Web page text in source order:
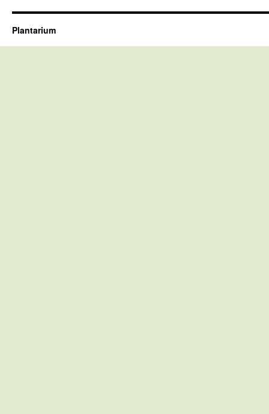
Plantarium